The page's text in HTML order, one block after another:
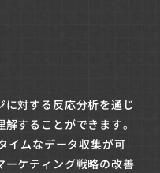
対する反応分析を通じ
することができます。
イムなデータ収集が可
ーケティング戦略の改善